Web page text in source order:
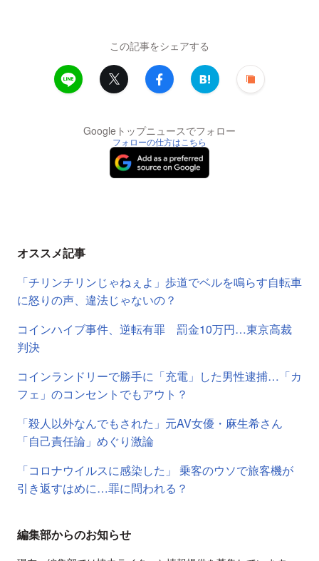
この記事をシェアする
Googleトップニュースでフォロー
フォローの仕方はこちら
オススメ記事
「チリンチリンじゃねぇよ」歩道でベルを鳴らす自転車
に怒りの声、違法じゃないの？
コインハイブ事件、逆転有罪 罰金10万円…東京高裁
判決
コインランドリーで勝手に「充電」した男性逮捕…「カ
フェ」のコンセントでもアウト？
「殺人以外なんでもされた」元AV女優・麻生希さん
「自己責任論」めぐり激論
「コロナウイルスに感染した」 乗客のウソで旅客機が
引き返すはめに…罪に問われる？
編集部からのお知らせ